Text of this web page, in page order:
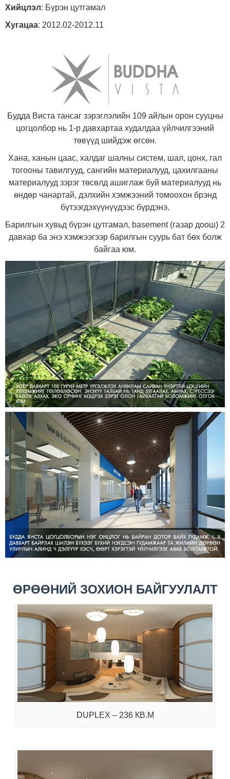
Хийцлэл: Бүрэн цутгамал
Хугацаа: 2012.02-2012.11
Будда Виста тансаг зэрэглэлийн 109 айлын орон сууцны
цогцолбор нь 1-р давхартаа худалдаа үйлчилгээний
төвүүд шийдэж өгсөн.
Хана, ханын цаас, халдаг шалны систем, шал, цонх, гал
тогооны тавилгууд, сангийн материалууд, цахилгааны
материалууд зэрэг төсөлд ашиглаж буй материалууд нь
өндөр чанартай, дэлхийн хэмжээний томоохон брэнд
бүтээгдэхүүнүүдээс бүрдэнэ.
Барилгын хувьд бүрэн цутгамал, basement (газар доош) 2
давхар ба энэ хэмжээгээр барилгын суурь бат бөх болж
байгаа юм.
ӨРӨӨНИЙ ЗОХИОН БАЙГУУЛАЛТ
DUPLEX – 236 КВ.М